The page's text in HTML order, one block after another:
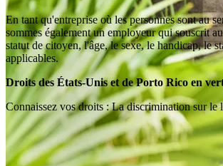
En tant qu'entreprise où les personnes sont au
sommes également un employeur qui souscrit
statut de citoyen, l'âge, le sexe, le handicap, le
applicables.
Droits des États-Unis et de Porto Rico en
Connaissez vos droits : La discrimination sur le